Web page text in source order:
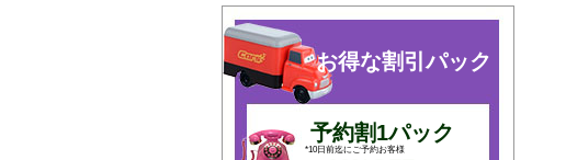
お得な割引パック
予約割1パック
*10日前迄にご予約お客様